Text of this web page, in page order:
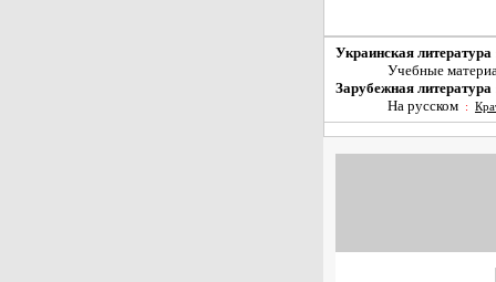
Украинская литература
Учебные
Зарубежная литература
На русском :